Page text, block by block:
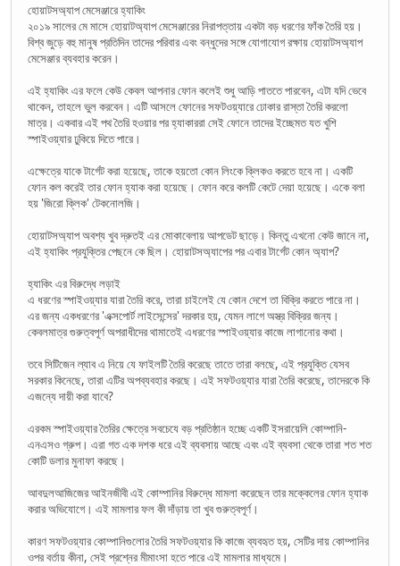
হোয়াটসঅ্যাপ মেসেঞ্জারে হ্যাকিং
২০১৯ সালের মে মাসে হোয়াটঅ্যাপ মেসেঞ্জারের নিরাপত্তায় একটা বড় ধরণের ফাঁক তৈরি হয়।
বিশ্ব জুড়ে বহু মানুষ প্রতিদিন তাদের পরিবার এবং বন্ধুদের সঙ্গে যোগাযোগ রক্ষায় হোয়াটসঅ্যাপ
মেসেঞ্জার ব্যবহার করেন।
এই হ্যাকিং এর ফলে কেউ কেবল আপনার ফোন কলেই শুধু আড়ি পাততে পারবেন, এটা যদি ভেবে
থাকেন, তাহলে ভুল করবেন। এটি আসলে ফোনের সফটওয়্যারে ঢোকার রাস্তা তৈরি করলো
মাত্র। একবার এই পথ তৈরি হওয়ার পর হ্যাকাররা সেই ফোনে তাদের ইচ্ছেমত যত খুশি
স্পাইওয়্যার ঢুকিয়ে দিতে পারে।
এক্ষেত্রে যাকে টার্গেট করা হয়েছে, তাকে হয়তো কোন লিংকে ক্লিকও করতে হবে না। একটি
ফোন কল করেই তার ফোন হ্যাক করা হয়েছে। ফোন করে কলটি কেটে দেয়া হয়েছে। একে বলা
হয় 'জিরো ক্লিক' টেকনোলজি।
হোয়াটসঅ্যাপ অবশ্য খুব দ্রুতই এর মোকাবেলায় আপডেট ছাড়ে। কিন্তু এখনো কেউ জানে না,
এই হ্যাকিং প্রযুক্তির পেছনে কে ছিল। হোয়াটসঅ্যাপের পর এবার টার্গেট কোন অ্যাপ?
হ্যাকিং এর বিরুদ্ধে লড়াই
এ ধরণের স্পাইওয়্যার যারা তৈরি করে, তারা চাইলেই যে কোন দেশে তা বিক্রি করতে পারে না।
এর জন্য একধরণের 'এক্সপোর্ট লাইসেন্সের' দরকার হয়, যেমন লাগে অস্ত্র বিক্রির জন্য।
কেবলমাত্র গুরুত্বপূর্ণ অপরাধীদের থামাতেই এধরণের স্পাইওয়্যার কাজে লাগানোর কথা।
তবে সিটিজেন ল্যাব এ নিয়ে যে ফাইলটি তৈরি করেছে তাতে তারা বলছে, এই প্রযুক্তি যেসব
সরকার কিনেছে, তারা এটির অপব্যবহার করছে। এই সফটওয়্যার যারা তৈরি করেছে, তাদেরকে কি
এজন্যে দায়ী করা যাবে?
এরকম স্পাইওয়্যার তৈরির ক্ষেত্রে সবচেযে বড় প্রতিষ্ঠান হচ্ছে একটি ইসরায়েলি কোম্পানি-
এনএসও গ্রুপ। এরা গত এক দশক ধরে এই ব্যবসায় আছে এবং এই ব্যবসা থেকে তারা শত শত
কোটি ডলার মুনাফা করছে।
আবদুলআজিজের আইনজীবী এই কোম্পানির বিরুদ্ধে মামলা করেছেন তার মক্কেলের ফোন হ্যাক
করার অভিযোগে। এই মামলার ফল কী দাঁড়ায় তা খুব গুরুত্বপূর্ণ।
কারণ সফটওয়্যার কোম্পানিগুলোর তৈরি সফটওয়্যার কি কাজে ব্যবহৃত হয়, সেটির দায় কোম্পানির
ওপর বর্তায় কীনা, সেই প্রশ্নের মীমাংসা হতে পারে এই মামলার মাধ্যমে।